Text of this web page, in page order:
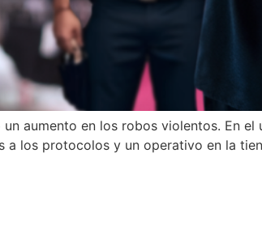
aumento en los robos violentos. En
los protocolos y un operativo en la